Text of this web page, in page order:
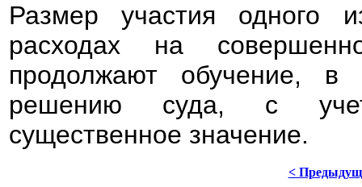
Размер участия одного
расходах на
продолжают обучение, в
решению суда, с
существенное значение.
<